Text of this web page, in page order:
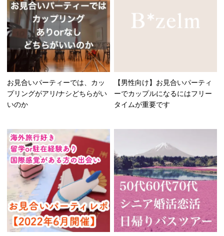
お見合いパーティーでは、カッ
プリングがアリ/ナシどちらがい
いのか
【男性向け】お見合いパーティ
ーでカップルになるにはフリー
タイムが重要です